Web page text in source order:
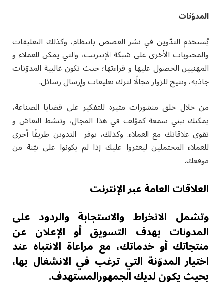
المدوّنات
يُستخدم التدّوين في نشر القصص بانتظام، وكذلك التعليقات
والمحتويات الأخرى على شبكة الإنترنت، والتي يمكن للعملاء و
المهنيين الحصول عليها و قراءتها؛ حيث تكون غالبية المدوّنات
جاذبة، وتتيح للزوار مجالًا لترك تعليقات وإرسال رسائل.
من خلال خلق منشورات مثيرة للتفكير على قضايا الصناعة،
يمكنك تبني سمعة كمؤلف في هذا المجال، وتنشط النقاش و
تقوي علاقاتك مع العملاء. وكذلك، يوفر التدوين طريقًا أخرى
للعملاء المحتملين ليعثروا عليك إذا لم يكونوا على بيّنة من
موقعك.
العلاقات العامة عبر الإنترنت
وتشمل الانخراط والاستجابة والردود على
المدونات بهدف التسويق أو الإعلان عن
منتجاتك أو خدماتك، مع مراعاة الانتباه عند
اختيار المدوّنة التي ترغب في الانشغال بها،
بحيث يكون لديك الجمهورالمستهدف.